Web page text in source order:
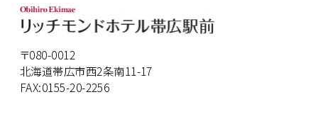
〒080-0012
北海道帯広市西2条南11-17
FAX:0155-20-2256